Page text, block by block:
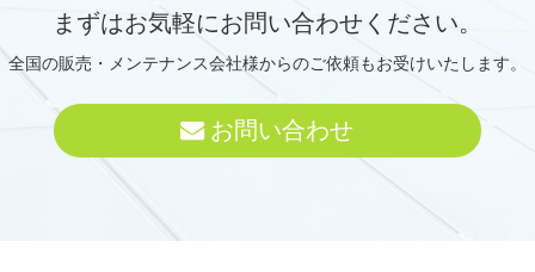
まずはお気軽にお問い合わせください。
全国の販売・メンテナンス会社様からのご依頼もお受けいたします。
お問い合わせ